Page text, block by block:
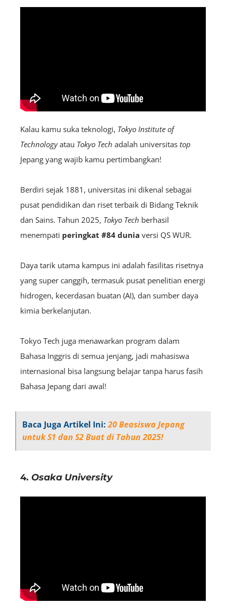
Kalau kamu suka teknologi, Tokyo Institute of
Technologyatau Tokyo Tech adalah universitas top
Jepang yang wajib kamu pertimbangkan!
Berdiri sejak 1881, universitas ini dikenal sebagai
pusat pendidikan dan riset terbaik di Bidang Teknik
dan Sains. Tahun 2025, Tokyo Tech berhasil
menempati peringkat #84 dunia versi QS WUR.
Daya tarik utama kampus ini adalah fasilitas risetnya
yang super canggih, termasuk pusat penelitian energi
hidrogen, kecerdasan buatan (AI), dan sumber daya
kimia berkelanjutan.
Tokyo Tech juga menawarkan program dalam
Bahasa Inggris di semua jenjang, jadi mahasiswa
internasional bisa langsung belajar tanpa harus fasih
Bahasa Jepang dari awal!
Baca Juga Artikel Ini:20 Beasiswa Jepang
untuk S1 dan S2 Buat di Tahun 2025!
4. Osaka University